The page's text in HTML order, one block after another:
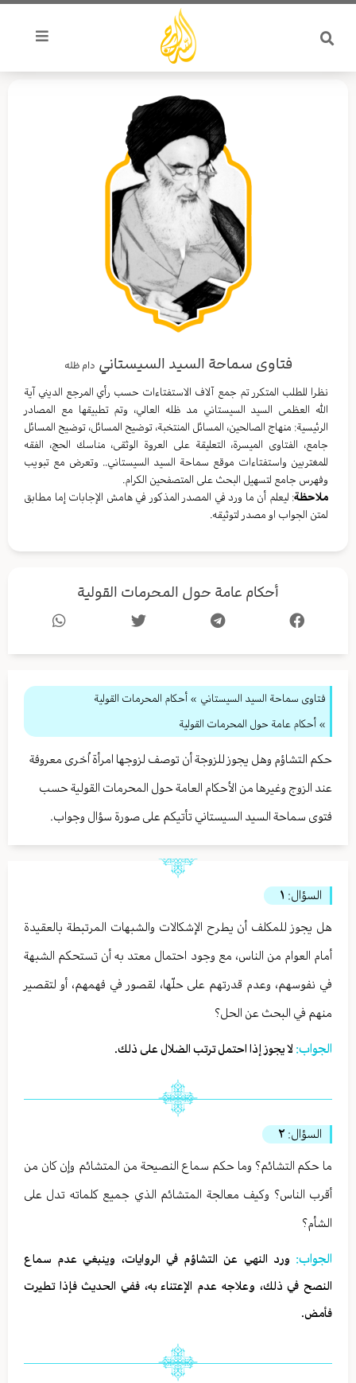
تخطي
المحتوى
فتاوى سماحة السيد السيستاني دام ظله
نظرا للطلب المتكرر تم جمع آلاف الاستفتاءات حسب رأي المرجع الديني آية
الله العظمى السيد السيستاني مد ظله العالي، وتم تطبيقها مع المصادر
الرئيسية: منهاج الصالحين، المسائل المنتخبة، توضيح المسائل، توضيح المسائل
جامع، الفتاوى الميسرة، التعليقة على العروة الوثقى، مناسك الحج، الفقه
للمغتربين واستفتاءات موقع سماحة السيد السيستاني.. وتعرض مع تبويب
وفهرس جامع لتسهيل البحث على المتصفحين الكرام.
ملاحظة: ليعلم أن ما ورد في المصدر المذكور في هامش الإجابات إما مطابق
لمتن الجواب او مصدر لتوثيقه.
أحكام عامة حول المحرمات القولية
فتاوى سماحة السيد السيستاني » أحكام المحرمات القولية
» أحكام عامة حول المحرمات القولية
حكم التشاؤم وهل يجوز للزوجة أن توصف لزوجها امرأة اُخرى معروفة
عند الزوج وغيرها من الأحكام العامة حول المحرمات القولية حسب
فتوى سماحة السيد السيستاني تأتيكم على صورة سؤال وجواب.
السؤال: ١
هل يجوز للمكلف أن يطرح الإشكالات والشبهات المرتبطة بالعقيدة
أمام العوام من الناس، مع وجود احتمال معتد به أن تستحكم الشبهة
في نفوسهم، وعدم قدرتهم على حلّها، لقصور في فهمهم، أو لتقصير
منهم في البحث عن الحل؟
الجواب: لا يجوز إذا احتمل ترتب الضلال على ذلك.
السؤال: ٢
ما حكم التشائم؟ وما حكم سماع النصيحة من المتشائم وإن كان من
أقرب الناس؟ وكيف معالجة المتشائم الذي جميع كلماته تدل على
الشأم؟
الجواب: ورد النهي عن التشاؤم في الروايات، وينبغي عدم سماع
النصح في ذلك، وعلاجه عدم الإعتناء به، ففي الحديث فإذا تطيرت
فأمض.